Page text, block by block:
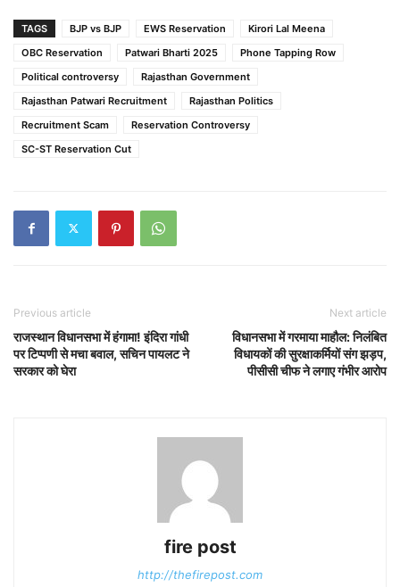
TAGS BJP vs BJP EWS Reservation
Kirori Lal Meena
OBC Reservation
Patwari Bharti 2025
Phone Tapping Row
Political controversy
Rajasthan Government
Rajasthan Patwari Recruitment
Rajasthan Politics
Recruitment Scam
Reservation Controversy
SC-ST Reservation Cut
Previous article
राजस्थान विधानसभा में हंगामा! इंदिरा गांधी
पर टिप्पणी से मचा बवाल, सचिन पायलट ने
सरकार को घेरा
Next article
विधानसभा में गरमाया माहौल: निलंबित
विधायकों की सुरक्षाकर्मियों संग झड़प,
पीसीसी चीफ ने लगाए गंभीर आरोप
fire post
http://thefirepost.com